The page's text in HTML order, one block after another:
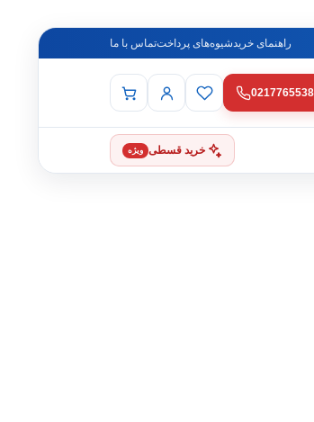
راهنمای خریدشیوه‌های پرداختتماس با ما
خرید قسطی ویژه